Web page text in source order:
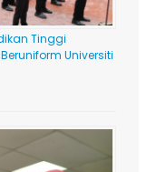
Tinggi
Universiti